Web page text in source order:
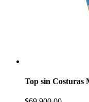
Top sin Costuras